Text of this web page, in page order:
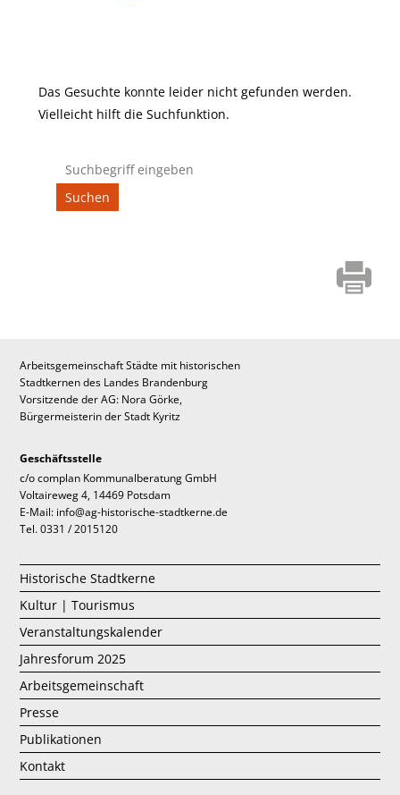
Das Gesuchte konnte leider nicht gefunden werden.
Vielleicht hilft die Suchfunktion.
Suchen
nach:
Arbeitsgemeinschaft Städte mit historischen
Stadtkernen des Landes Brandenburg
Vorsitzende der AG: Nora Görke,
Bürgermeisterin der Stadt Kyritz
Geschäftsstelle
c/o complan Kommunalberatung GmbH
Voltaireweg 4, 14469 Potsdam
E-Mail: info@ag-historische-stadtkerne.de
Tel. 0331 / 2015120
Historische Stadtkerne
Kultur | Tourismus
Veranstaltungskalender
Jahresforum 2025
Arbeitsgemeinschaft
Presse
Publikationen
Kontakt